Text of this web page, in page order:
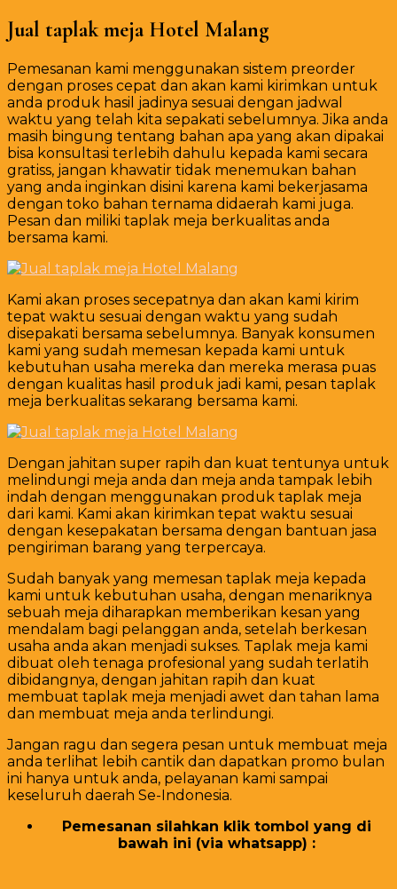
Jual taplak meja Hotel Malang
Pemesanan kami menggunakan sistem preorder
dengan proses cepat dan akan kami kirimkan untuk
anda produk hasil jadinya sesuai dengan jadwal
waktu yang telah kita sepakati sebelumnya. Jika anda
masih bingung tentang bahan apa yang akan dipakai
bisa konsultasi terlebih dahulu kepada kami secara
gratiss, jangan khawatir tidak menemukan bahan
yang anda inginkan disini karena kami bekerjasama
dengan toko bahan ternama didaerah kami juga.
Pesan dan miliki taplak meja berkualitas anda
bersama kami.
Kami akan proses secepatnya dan akan kami kirim
tepat waktu sesuai dengan waktu yang sudah
disepakati bersama sebelumnya. Banyak konsumen
kami yang sudah memesan kepada kami untuk
kebutuhan usaha mereka dan mereka merasa puas
dengan kualitas hasil produk jadi kami, pesan taplak
meja berkualitas sekarang bersama kami.
Dengan jahitan super rapih dan kuat tentunya untuk
melindungi meja anda dan meja anda tampak lebih
indah dengan menggunakan produk taplak meja
dari kami. Kami akan kirimkan tepat waktu sesuai
dengan kesepakatan bersama dengan bantuan jasa
pengiriman barang yang terpercaya.
Sudah banyak yang memesan taplak meja kepada
kami untuk kebutuhan usaha, dengan menariknya
sebuah meja diharapkan memberikan kesan yang
mendalam bagi pelanggan anda, setelah berkesan
usaha anda akan menjadi sukses. Taplak meja kami
dibuat oleh tenaga profesional yang sudah terlatih
dibidangnya, dengan jahitan rapih dan kuat
membuat taplak meja menjadi awet dan tahan lama
dan membuat meja anda terlindungi.
Jangan ragu dan segera pesan untuk membuat meja
anda terlihat lebih cantik dan dapatkan promo bulan
ini hanya untuk anda, pelayanan kami sampai
keseluruh daerah Se-Indonesia.
Pemesanan silahkan klik tombol yang di
bawah ini (via whatsapp) :